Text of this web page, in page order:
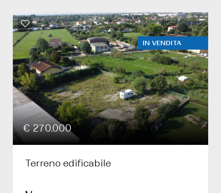
IN VENDITA
€ 270.000
Terreno edificabile